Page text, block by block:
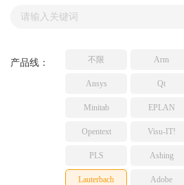
Perforce
TESSY
技术文档
网络研讨会
产品线： 不限 Arm
Ansys Qt
Minitab EPLAN
Opentext Visu-IT!
PLS Ashing
Lauterbach Adobe